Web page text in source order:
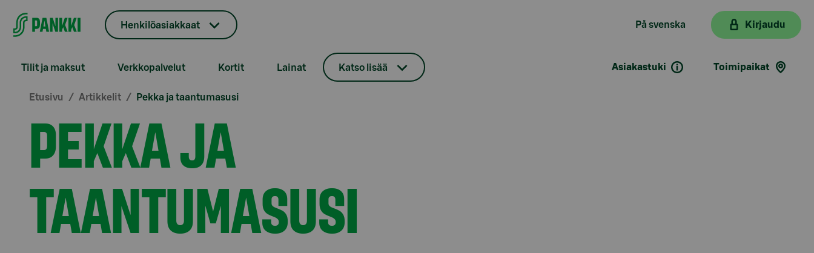
Henkilöasiakkaat På svenska Kirjaudu
Tilit ja maksut Verkkopalvelut Kortit Lainat Katso lisää Asiakastuki Toimipaikat
Etusivu Artikkelit Pekka ja taantumasusi
PEKKA JA
TAANTUMASUSI